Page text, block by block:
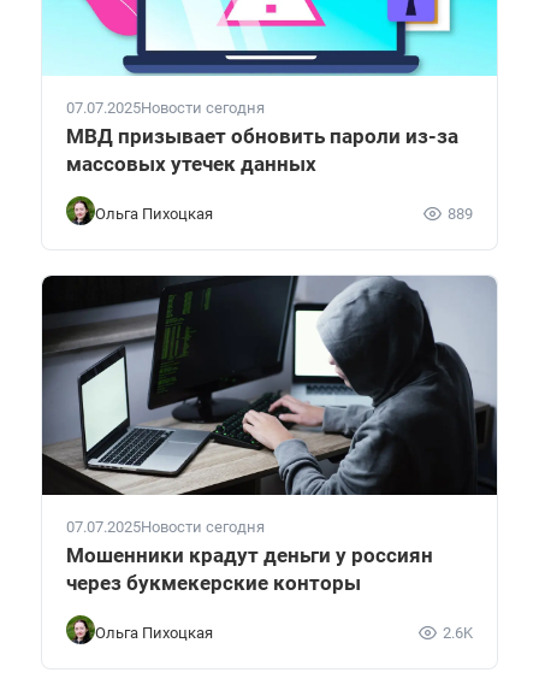
07.07.2025Новости сегодня
МВД призывает обновить пароли из-за
массовых утечек данных
Ольга Пихоцкая 889
07.07.2025Новости сегодня
Мошенники крадут деньги у россиян
через букмекерские конторы
Ольга Пихоцкая 2.6K